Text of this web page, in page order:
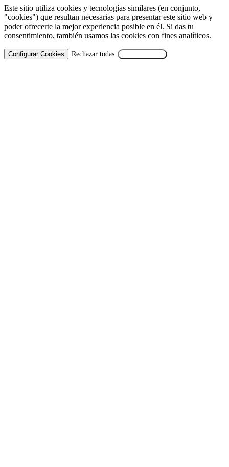
Este sitio utiliza cookies y tecnologías similares (en conjunto,
"cookies") que resultan necesarias para presentar este sitio web y
poder ofrecerte la mejor experiencia posible en él. Si das tu
consentimiento, también usamos las cookies con fines analíticos.
Configurar Cookies Rechazar todas